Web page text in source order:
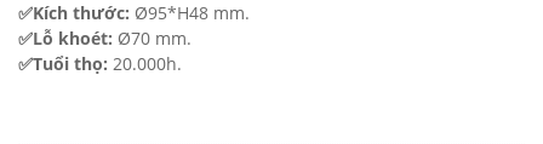
✅Kích thước: Ø95*H48 mm.
✅Lỗ khoét: Ø70 mm.
✅Tuổi thọ: 20.000h.